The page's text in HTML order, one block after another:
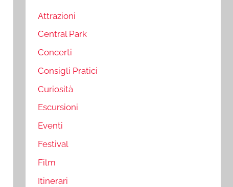
Attrazioni
Central Park
Concerti
Consigli Pratici
Curiosità
Escursioni
Eventi
Festival
Film
Itinerari